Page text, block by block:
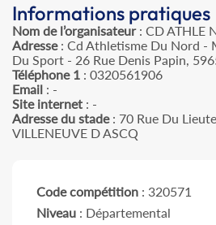
Informations pratiques
Nom de l’organisateur: CD ATHLE
Adresse: Cd Athletisme Du Nord -
Du Sport - 26 Rue Denis Papin,
Téléphone 1 : 0320561906
Email : -
Site internet : -
Adresse du stade: 70 Rue Du
VILLENEUVE D ASCQ
Code compétition : 320571
Niveau : Départemental